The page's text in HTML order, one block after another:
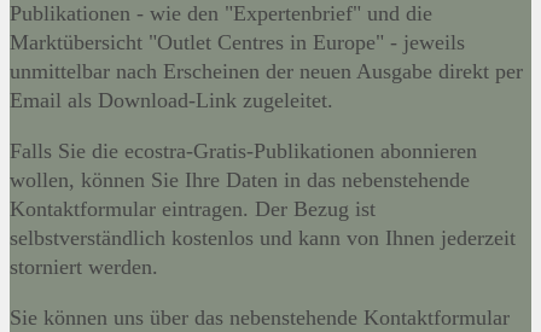
Publikationen - wie den "Expertenbrief" und die
Marktübersicht "Outlet Centres in Europe" - jeweils
unmittelbar nach Erscheinen der neuen Ausgabe direkt per
Email als Download-Link zugeleitet.
Falls Sie die ecostra-Gratis-Publikationen abonnieren
wollen, können Sie Ihre Daten in das nebenstehende
Kontaktformular eintragen. Der Bezug ist
selbstverständlich kostenlos und kann von Ihnen jederzeit
storniert werden.
Sie können uns über das nebenstehende Kontaktformular